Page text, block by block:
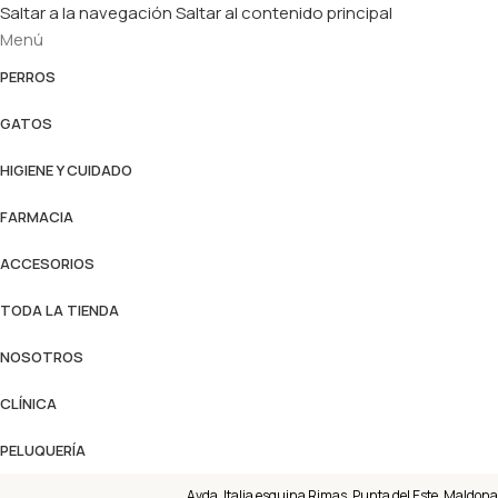
Saltar a la navegaciónSaltar al contenido principal
Menú
PERROS
GATOS
HIGIENE Y CUIDADO
FARMACIA
ACCESORIOS
TODA LA TIENDA
NOSOTROS
CLÍNICA
PELUQUERÍA